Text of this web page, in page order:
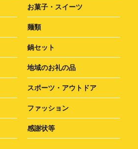
お菓子・スイーツ
麺類
鍋セット
地域のお礼の品
スポーツ・アウトドア
ファッション
感謝状等